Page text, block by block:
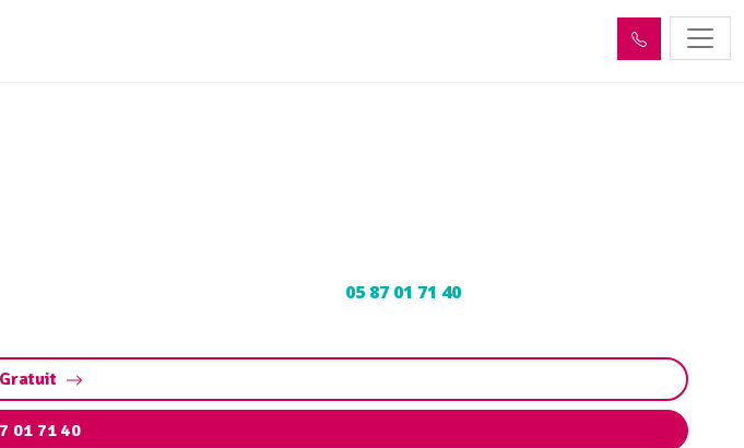
05 87 01 71 40
01 71 40